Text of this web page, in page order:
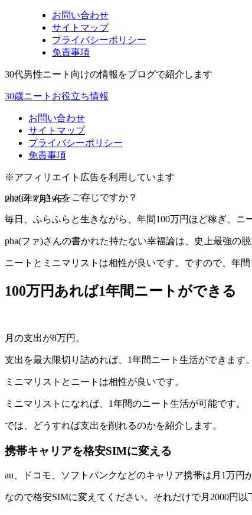
お問い合わせ
サイトマップ
プライバシーポリシー
免責事項
30代男性ニート向けの情報をブログで紹介します
30歳ニートお役立ち情報
お問い合わせ
サイトマップ
プライバシーポリシー
免責事項
※アフィリエイト広告を利用しています
2023年9月19日
pha(ファ)さんをご存じですか？
毎日、ふらふらと生きながら、年間100万円ほど稼ぎ、ニ
pha(ファ)さんの書かれた持たない幸福論は、史上最強の
ニートとミニマリストは相性が良いです。ですので、年
100万円あれば1年間ニートができる
月の支出が8万円。
支出を最大限切り詰めれば、1年間ニート生活ができます。
ミニマリストとニートは相性が良いです。
ミニマリストになれば、1年間のニート生活が可能です。
では、どうすれば支出を削れるのかを紹介します。
携帯キャリアを格安SIMに変える
au、ドコモ、ソフトバンクなどのキャリア携帯は月1万円
なので格安SIMに変えてください。それだけで月2000円以